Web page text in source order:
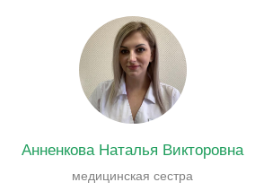
Анненкова Наталья Викторовна
медицинская сестра